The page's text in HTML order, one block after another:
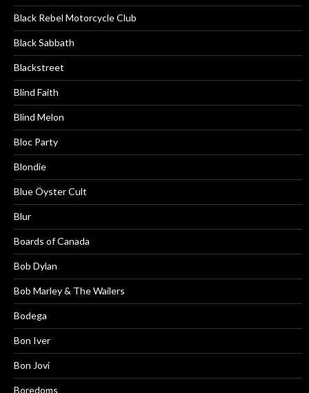
Black Rebel Motorcycle Club
Black Sabbath
Blackstreet
Blind Faith
Blind Melon
Bloc Party
Blondie
Blue Öyster Cult
Blur
Boards of Canada
Bob Dylan
Bob Marley & The Wailers
Bodega
Bon Iver
Bon Jovi
Boredoms